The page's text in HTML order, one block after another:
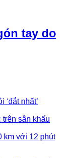
tay do
‘đắt nhất’
trên sân khấu
km với 12 phút